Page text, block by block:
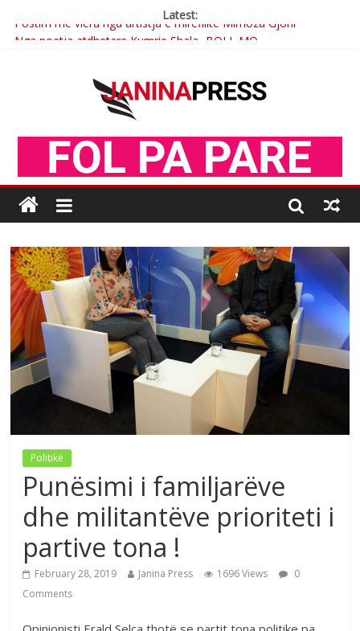
Latest:
Postim me vlera nga artistja e mirëfilltë Mimoza Gjoni
Nga poetja atdhetare Kumrie Shala -BOLL MO
Çlirimtari Mentor Mushkolaj nderohet me mirenjohje nga
Xhevdet Qeriqi Dega e invalidëve në Fushë Kosovë
Politikë
Punësimi i familjarëve
dhe militantëve prioriteti i
partive tona !
February 28, 2019 Janina Press 1696 Views
0
Comments